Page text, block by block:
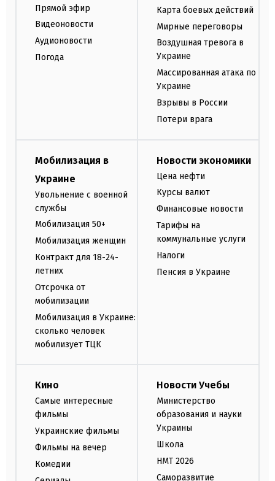
Прямой эфир
Видеоновости
Аудионовости
Погода
Карта боевых действий
Мирные переговоры
Воздушная тревога в
Украине
Массированная атака по
Украине
Взрывы в России
Потери врага
Мобилизация в
Украине
Увольнение с военной
службы
Мобилизация 50+
Мобилизация женщин
Контракт для 18-24-
летних
Отсрочка от
мобилизации
Мобилизация в Украине:
сколько человек
мобилизует ТЦК
Новости экономики
Цена нефти
Курсы валют
Финансовые новости
Тарифы на
коммунальные услуги
Налоги
Пенсия в Украине
Кино
Самые интересные
фильмы
Украинские фильмы
Фильмы на вечер
Комедии
Новости Учебы
Министерство
образования и науки
Украины
Школа
НМТ 2026
Саморазвитие